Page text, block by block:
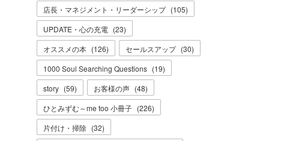
店長・マネジメント・リーダーシップ (105)
UPDATE・心の充電 (23)
オススメの本 (126) セールスアップ (30)
1000 Soul Searching Questions (19)
story (59) お客様の声 (48)
ひとみずむ～me too 小冊子 (226)
片付け・掃除 (32)